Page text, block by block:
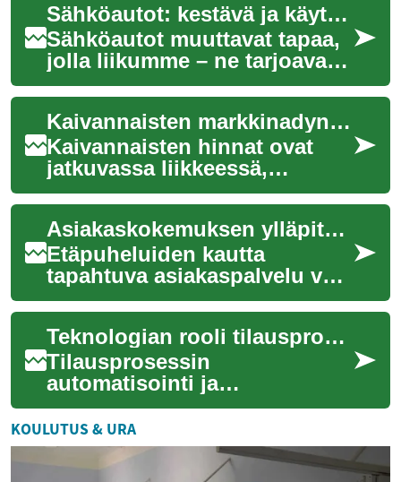
Sähköautot: kestävä ja käytännöllinen tulevaisuus
Sähköautot muuttavat tapaa,
jolla liikumme – ne tarjoavat
päästöttömän ajon,
alhaisemmat käyttökulut ja
miellyttävämm...
Kaivannaisten markkinadynamiikka ja tulevaisuus
Kaivannaisten hinnat ovat
jatkuvassa liikkeessä,
heijastaen globaalin talouden
monimutkaisia
vuorovaikutuksia. Nämä r...Asiakaskokemuksen ylläpito etäpuheluiden kautta
Etäpuheluiden kautta
tapahtuva asiakaspalvelu voi
säilyttää yrityksen
näkyvyyden ja vastauskyvyn
myös hajautetuissa t...
Teknologian rooli tilausprosessin automatisoinnissa ja seurannassa
Tilausprosessin
automatisointi ja
reaaliaikainen seuranta
perustuvat yhä vahvemmin
teknologisiin ratkaisuihin,
jotka ...
KOULUTUS & URA